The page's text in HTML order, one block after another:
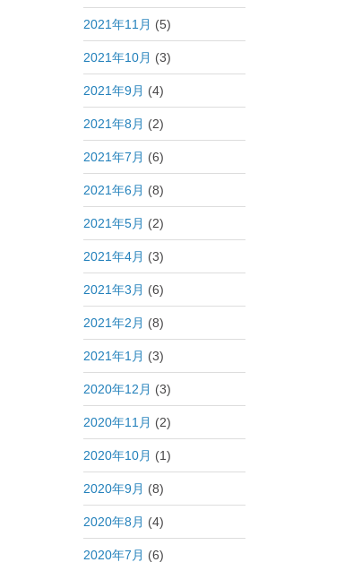
2021年11月 (5)
2021年10月 (3)
2021年9月 (4)
2021年8月 (2)
2021年7月 (6)
2021年6月 (8)
2021年5月 (2)
2021年4月 (3)
2021年3月 (6)
2021年2月 (8)
2021年1月 (3)
2020年12月 (3)
2020年11月 (2)
2020年10月 (1)
2020年9月 (8)
2020年8月 (4)
2020年7月 (6)